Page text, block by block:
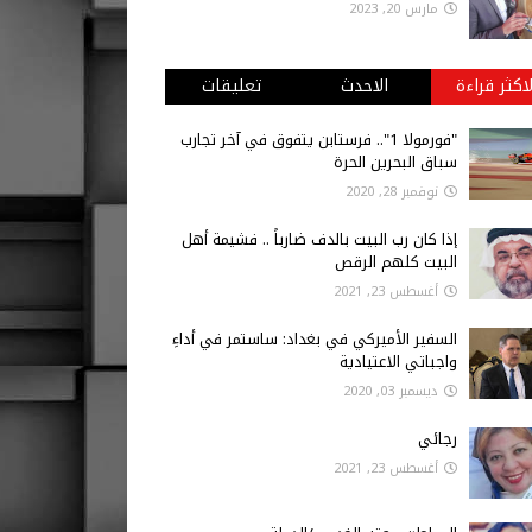
مارس 20, 2023
قراءة الاحدث تعليقات
"فورمولا 1".. فرستابن يتفوق في آخر تجارب
سباق البحرين الحرة
نوفمبر 28, 2020
إذا كان رب البيت بالدف ضارباً .. فشيمة أهل
البيت كلهم الرقص
أغسطس 23, 2021
السفير الأميركي في بغداد: ساستمر في أداءِ
واجباتي الاعتيادية
ديسمبر 03, 2020
رجائي
أغسطس 23, 2021